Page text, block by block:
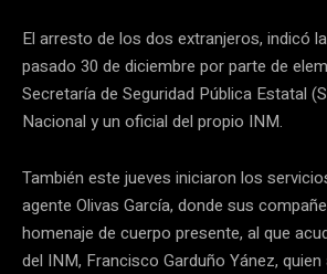
El arresto de los dos extranjeros, indicó
pasado 30 de diciembre por parte de
Secretaría de Seguridad Pública Estatal
Nacional y un oficial del propio INM.
También este jueves iniciaron los
agente Olivas García, donde sus
homenaje de cuerpo presente, al que
del INM, Francisco Garduño Yánez,